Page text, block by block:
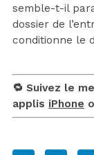
semble-t-il
dossier de
conditionne le
🔁 Suivez le
applis iPhone